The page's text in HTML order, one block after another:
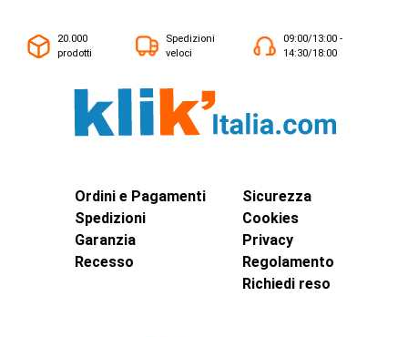
20.000
prodotti
Spedizioni
veloci
09:00/13:00 -
14:30/18:00
Ordini e Pagamenti
Spedizioni
Garanzia
Recesso
Sicurezza
Cookies
Privacy
Regolamento
Richiedi reso